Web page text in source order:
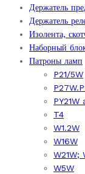
Держатель
Держатель
Изолента,
Наборный
Патроны ламп
P21/5W
PY21W
T4
W1.2W
W16W
W21W;
W5W